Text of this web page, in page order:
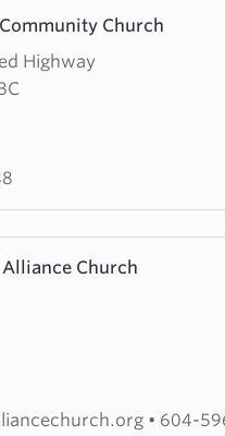
Church
Highway
Church
• 604-